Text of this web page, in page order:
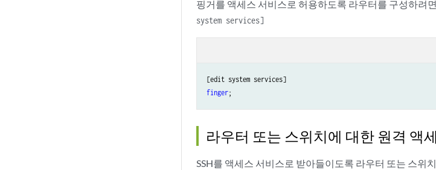
핑거를 액세스 서비스로 허용하도록 라우터를 구성하려
system services]
finger;
라우터 또는 스위치에 대한 원격 액
SSH를 액세스 서비스로 받아들이도록 라우터 또는 스위